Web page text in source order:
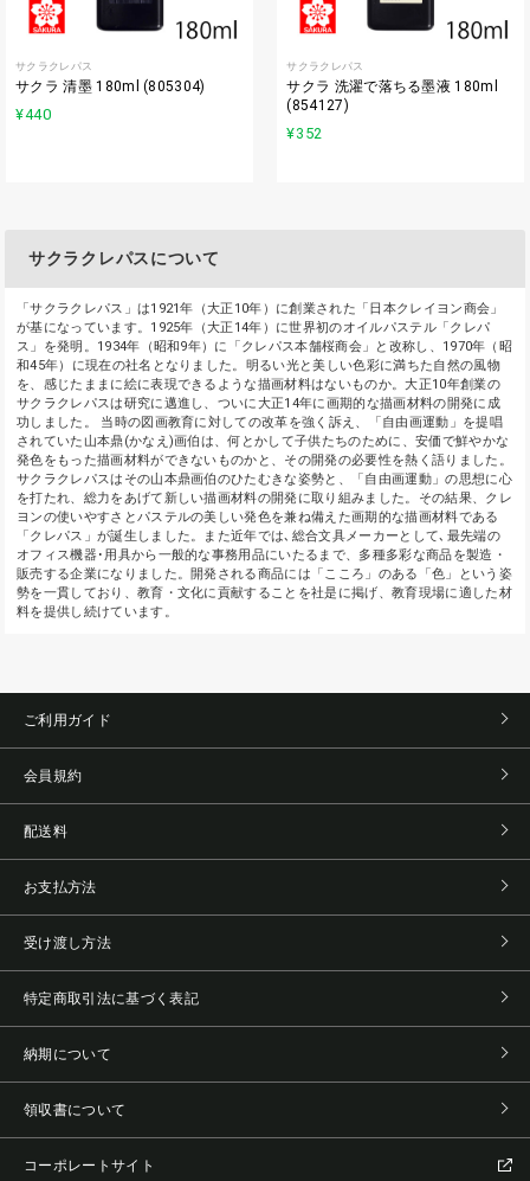
サクラクレパス
サクラ 清墨 180ml (805304)
¥440
サクラクレパス
サクラ 洗濯で落ちる墨液 180ml
(854127)
¥352
サクラクレパスについて
「サクラクレパス」は1921年（大正10年）に創業された「日本クレイヨン商会」
が基になっています。1925年（大正14年）に世界初のオイルパステル「クレパ
ス」を発明。1934年（昭和9年）に「クレパス本舗桜商会」と改称し、1970年（昭
和45年）に現在の社名となりました。明るい光と美しい色彩に満ちた自然の風物
を、感じたままに絵に表現できるような描画材料はないものか。大正10年創業の
サクラクレパスは研究に邁進し、ついに大正14年に画期的な描画材料の開発に成
功しました。 当時の図画教育に対しての改革を強く訴え、「自由画運動」を提唱
されていた山本鼎(かなえ)画伯は、何とかして子供たちのために、安価で鮮やかな
発色をもった描画材料ができないものかと、その開発の必要性を熱く語りました。
サクラクレパスはその山本鼎画伯のひたむきな姿勢と、「自由画運動」の思想に心
を打たれ、総力をあげて新しい描画材料の開発に取り組みました。その結果、クレ
ヨンの使いやすさとパステルの美しい発色を兼ね備えた画期的な描画材料である
「クレパス」が誕生しました。また近年では､総合文具メーカーとして､最先端の
オフィス機器･用具から一般的な事務用品にいたるまで、多種多彩な商品を製造・
販売する企業になりました。開発される商品には「こころ」のある「色」という姿
勢を一貫しており、教育・文化に貢献することを社是に掲げ、教育現場に適した材
料を提供し続けています。
ご利用ガイド
会員規約
配送料
お支払方法
受け渡し方法
特定商取引法に基づく表記
納期について
領収書について
コーポレートサイト